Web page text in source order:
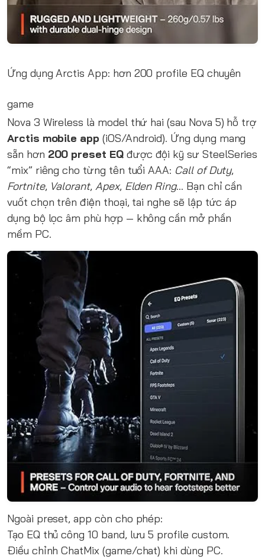
Ứng dụng Arctis App: hơn 200 profile EQ chuyên
game
Nova 3 Wireless là model thứ hai (sau Nova 5) hỗ trợ
Arctis mobile app (iOS/Android). Ứng dụng mang
sẵn hơn 200 preset EQđược đội kỹ sư SteelSeries
“mix” riêng cho từng tên tuổi AAA: Call of Duty,
Fortnite, Valorant, Apex, Elden Ring… Bạn chỉ cần
vuốt chọn trên điện thoại, tai nghe sẽ lập tức áp
dụng bộ lọc âm phù hợp — không cần mở phần
mềm PC.
Ngoài preset, app còn cho phép:
Tạo EQ thủ công 10 band, lưu 5 profile custom.
Điều chỉnh ChatMix (game/chat) khi dùng PC.